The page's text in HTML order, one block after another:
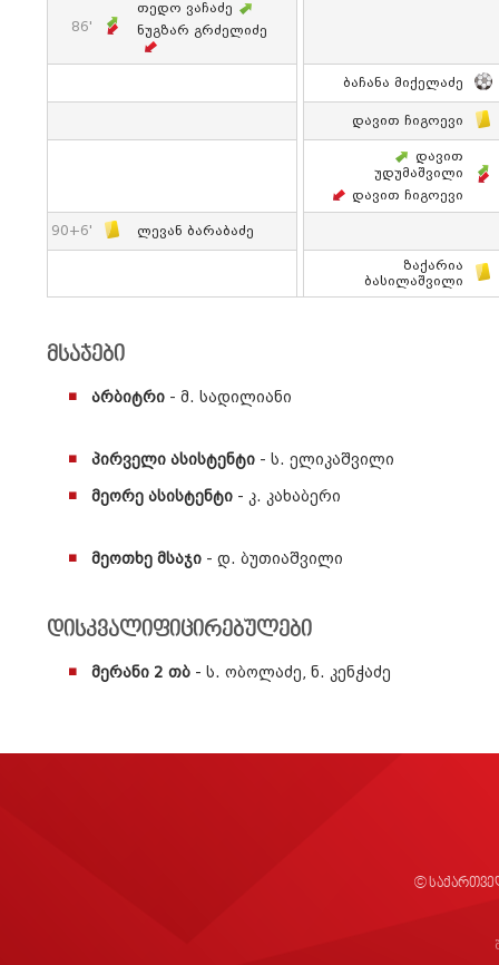
86'
Თედო Ვაჩაძე
Ნუგზარ Გრძელიძე
Ბაჩანა Მიქელაძე
Დავით Ჩიგოევი
Დავით
Უდუმაშვილი
Დავით Ჩიგოევი
90+6' Ლევან Ბარაბაძე
Ზაქარია
Ბასილაშვილი
მსაჯები
არბიტრი - მ. სადილიანი
პირველი ასისტენტი - ს. ელიკაშვილი
მეორე ასისტენტი - კ. კახაბერი
მეოთხე მსაჯი - დ. ბუთიაშვილი
დისკვალიფიცირებულები
მერანი 2 თბ - ს. ობოლაძე, ნ. კენჭაძე
©